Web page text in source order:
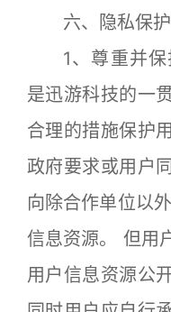
六、隐私保护
1、尊重并保
是迅游科技的一
合理的措施保护
政府要求或用户
向除合作单位以
信息资源。 但用
用户信息资源公